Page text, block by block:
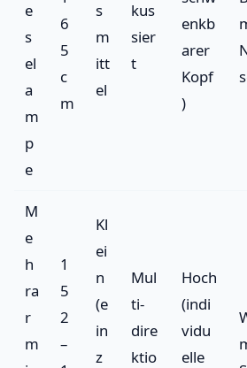
e
s
el
a
m
p
e
6
5
c
m
s
m
itt
el
kus
sier
t
enkb
arer
Kopf
)
M
e
h
ra
r
m
1
5
2
–
Kl
ei
n
(e
in
z
Mul
ti-
dire
ktio
Hoch
(indi
vidu
elle